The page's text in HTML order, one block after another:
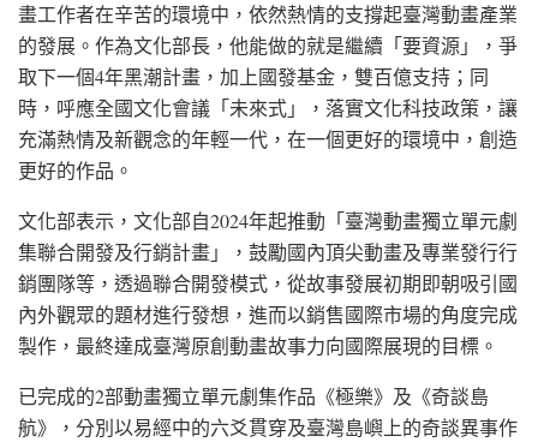
畫工作者在辛苦的環境中，依然熱情的支撐起臺灣動畫產業
的發展。作為文化部長，他能做的就是繼續「要資源」，爭
取下一個4年黑潮計畫，加上國發基金，雙百億支持；同
時，呼應全國文化會議「未來式」，落實文化科技政策，讓
充滿熱情及新觀念的年輕一代，在一個更好的環境中，創造
更好的作品。
文化部表示，文化部自2024年起推動「臺灣動畫獨立單元劇
集聯合開發及行銷計畫」，鼓勵國內頂尖動畫及專業發行行
銷團隊等，透過聯合開發模式，從故事發展初期即朝吸引國
內外觀眾的題材進行發想，進而以銷售國際市場的角度完成
製作，最終達成臺灣原創動畫故事力向國際展現的目標。
已完成的2部動畫獨立單元劇集作品《極樂》及《奇談島
航》，分別以易經中的六爻貫穿及臺灣島嶼上的奇談異事作